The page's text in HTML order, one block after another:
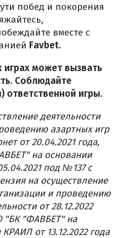
побед и покорения
вместе с
Favbet.
играх может вызвать
Соблюдайте
ответственной игры.
деятельности
азартных игр
от 20.04.2021 года,
на основании
под №137 с
на осуществление
и проведению
от 28.12.2022
"БК "ФАВБЕТ" на
от 13.12.2022 года